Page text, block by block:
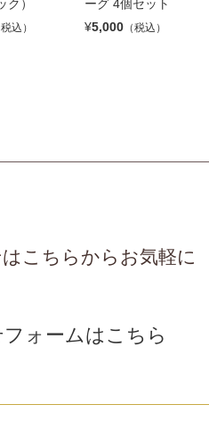
ク）
税込）
ーグ 4個セット
¥5,000 （税込）
こちらからお気軽に
ォームはこちら